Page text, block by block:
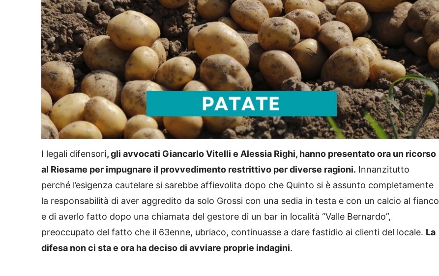
U
n
t
e
L
o
e
d
4
7
7
I legali difensori, gli avvocati Giancarlo Vitelli e Alessia Righi, hanno presentato ora un ricorso
al Riesame per impugnare il provvedimento restrittivo per diverse ragioni. Innanzitutto
perché l’esigenza cautelare si sarebbe affievolita dopo che Quinto si è assunto completamente
la responsabilità di aver aggredito da solo Grossi con una sedia in testa e con un calcio al fianco
e di averlo fatto dopo una chiamata del gestore di un bar in località “Valle Bernardo”,
preoccupato del fatto che il 63enne, ubriaco, continuasse a dare fastidio ai clienti del locale. La
difesa non ci sta e ora ha deciso di avviare proprie indagini.